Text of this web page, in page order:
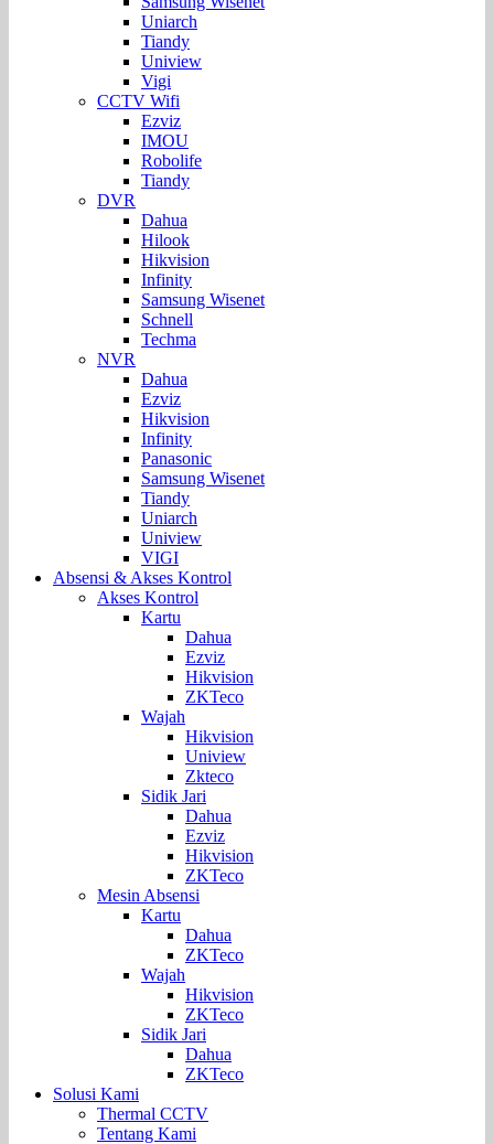
Uniarch
Tiandy
Uniview
Vigi
CCTV Wifi
Ezviz
IMOU
Robolife
Tiandy
DVR
Dahua
Hilook
Hikvision
Infinity
Samsung Wisenet
Schnell
Techma
NVR
Dahua
Ezviz
Hikvision
Infinity
Panasonic
Samsung Wisenet
Tiandy
Uniarch
Uniview
VIGI
Absensi & Akses Kontrol
Akses Kontrol
Kartu
Dahua
Ezviz
Hikvision
ZKTeco
Wajah
Hikvision
Uniview
Zkteco
Sidik Jari
Dahua
Ezviz
Hikvision
ZKTeco
Mesin Absensi
Kartu
Dahua
ZKTeco
Wajah
Hikvision
ZKTeco
Sidik Jari
Dahua
ZKTeco
Solusi Kami
Thermal CCTV
Tentang Kami